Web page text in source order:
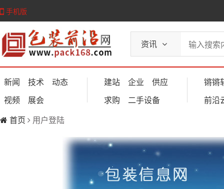
手机版
资讯
新闻 技术
动态
视频
展会
建站 企业
供应
求购
二手设备
锵锵
前沿
首页
用户登陆